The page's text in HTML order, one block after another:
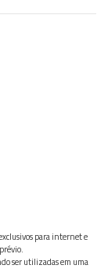
para internet e
ser utilizadas em uma